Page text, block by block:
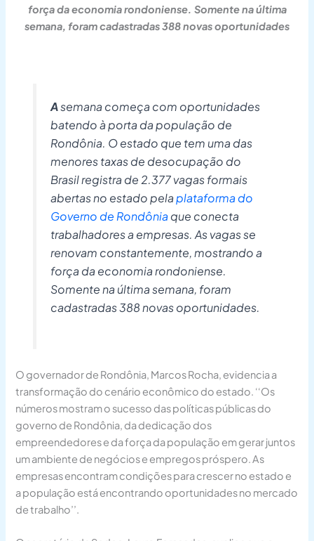
força da economia rondoniense. Somente na última
semana, foram cadastradas 388 novas oportunidades
Asemana começa com oportunidades
batendo à porta da população de
Rondônia. O estado que tem uma das
menores taxas de desocupação do
Brasil registra de 2.377 vagas formais
abertas no estado pelaplataforma do
Governo de Rondôniaque conecta
trabalhadores a empresas. As vagas se
renovam constantemente, mostrando a
força da economia rondoniense.
Somente na última semana, foram
cadastradas 388 novas oportunidades.
O governador de Rondônia, Marcos Rocha, evidencia a
transformação do cenário econômico do estado. ‘‘Os
números mostram o sucesso das políticas públicas do
governo de Rondônia, da dedicação dos
empreendedores e da força da população em gerar juntos
um ambiente de negócios e empregos próspero. As
empresas encontram condições para crescer no estado e
a população está encontrando oportunidades no mercado
de trabalho’’.